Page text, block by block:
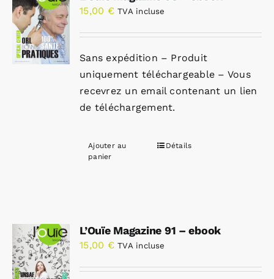
15,00 € TVA incluse
Sans expédition – Produit
uniquement téléchargeable – Vous
recevrez un email contenant un lien
de téléchargement.
Ajouter au
panier
Détails
L’Ouïe Magazine 91 – ebook
15,00 € TVA incluse